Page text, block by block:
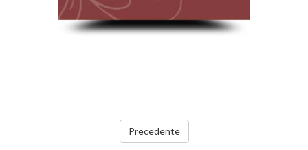
Precedente